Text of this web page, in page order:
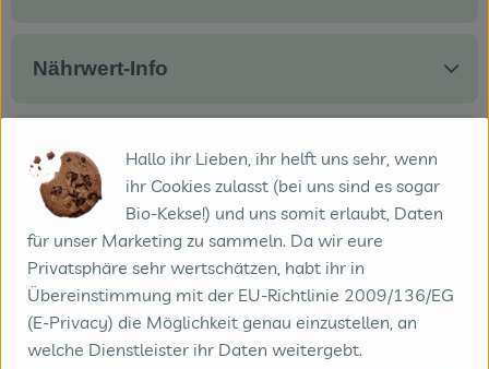
Nährwert-Info
Produktdatenblatt
Herkunft
Hersteller: Söbbeke
Hallo ihr Lieben, ihr helft uns sehr, wenn
ihr Cookies zulasst (bei uns sind es sogar
Bio-Kekse!) und uns somit erlaubt, Daten
für unser Marketing zu sammeln. Da wir eure
Privatsphäre sehr wertschätzen, habt ihr in
Übereinstimmung mit der EU-Richtlinie 2009/136/EG
(E-Privacy) die Möglichkeit genau einzustellen, an
welche Dienstleister ihr Daten weitergebt.